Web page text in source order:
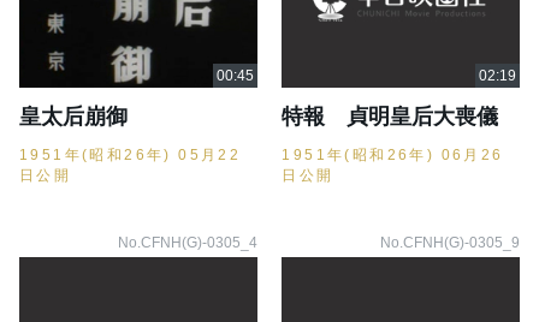
皇太后崩御
1951年(昭和26年) 05月22
日公開
特報 貞明皇后大喪儀
1951年(昭和26年) 06月26
日公開
No.CFNH(G)-0305_4 No.CFNH(G)-0305_9